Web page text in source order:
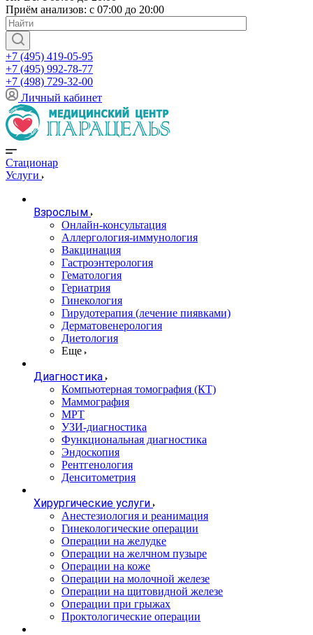
Приём анализов: с 07:00 до 20:00
+7 (495) 419-05-95
+7 (495) 992-78-77
+7 (498) 729-32-00
Личный кабинет
Стационар
Услуги
Взрослым
Онлайн-консультация
Аллергология-иммунология
Вакцинация
Гастроэнтерология
Гематология
Гериатрия
Гинекология
Гирудотерапия (лечение пиявками)
Дерматовенерология
Диетология
Еще
Диагностика
Компьютерная томография (КТ)
Маммография
МРТ
УЗИ-диагностика
Функциональная диагностика
Эндоскопия
Рентгенология
Денситометрия
Хирургические услуги
Анестезиология и реанимация
Гинекологические операции
Операции на желудке
Операции на желчном пузыре
Операции на коже
Операции на молочной железе
Операции на щитовидной железе
Операции при грыжах
Проктологические операции